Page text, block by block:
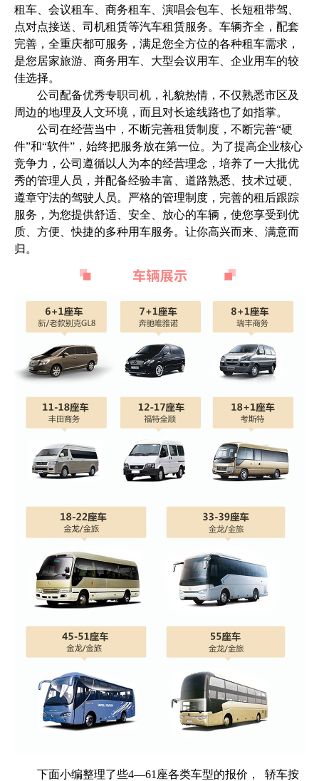
租车、会议租车、商务租车、演唱会包车、长短租带驾、
点对点接送、司机租赁等汽车租赁服务。车辆齐全，配套
完善，全重庆都可服务，满足您全方位的各种租车需求，
是您居家旅游、商务用车、大型会议用车、企业用车的较
佳选择。
公司配备优秀专职司机，礼貌热情，不仅熟悉市区及
周边的地理及人文环境，而且对长途线路也了如指掌。
公司在经营当中，不断完善租赁制度，不断完善“硬
件”和“软件”，始终把服务放在第一位。为了提高企业核心
竞争力，公司遵循以人为本的经营理念，培养了一大批优
秀的管理人员，并配备经验丰富、道路熟悉、技术过硬、
遵章守法的驾驶人员。严格的管理制度，完善的租后跟踪
服务，为您提供舒适、安全、放心的车辆，使您享受到优
质、方便、快捷的多种用车服务。让你高兴而来、满意而
归。
下面小编整理了些4—61座各类车型的报价， 轿车按